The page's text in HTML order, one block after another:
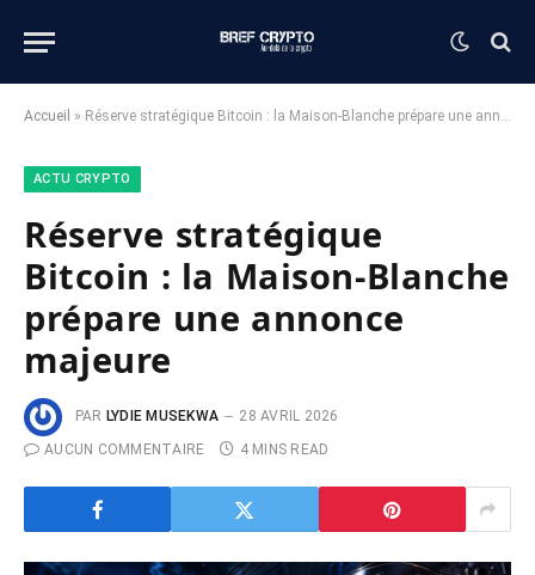
Accueil » Réserve stratégique Bitcoin : la Maison-Blanche prépare une annonce majeure
ACTU CRYPTO
Réserve stratégique
Bitcoin : la Maison-Blanche
prépare une annonce
majeure
PAR LYDIE MUSEKWA
28 AVRIL 2026
AUCUN COMMENTAIRE
4 MINS READ